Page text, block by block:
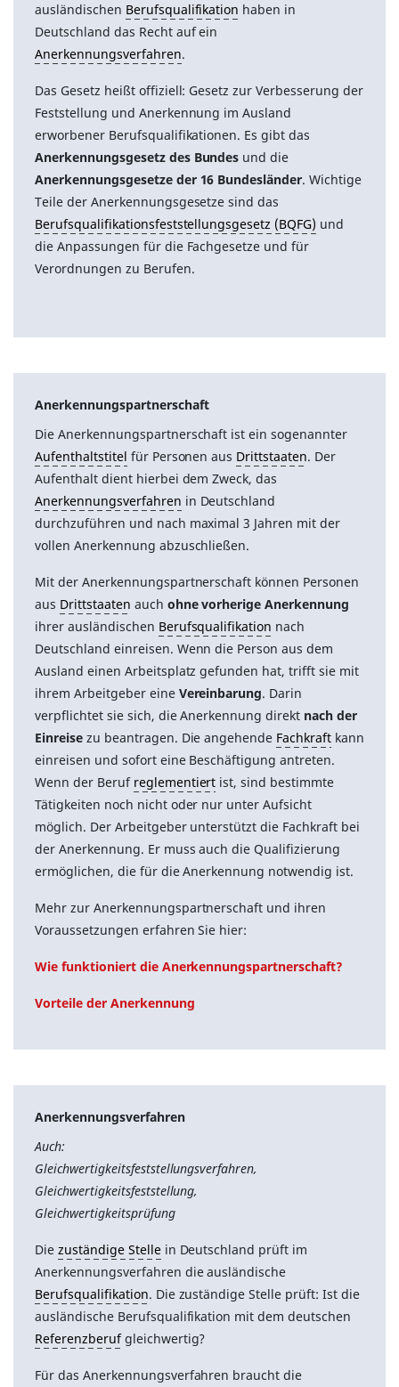
ausländischen Berufsqualifikation haben in
Deutschland das Recht auf ein
Anerkennungsverfahren.
Das Gesetz heißt offiziell: Gesetz zur Verbesserung der
Feststellung und Anerkennung im Ausland
erworbener Berufsqualifikationen. Es gibt das
Anerkennungsgesetz des Bundes und die
Anerkennungsgesetze der 16 Bundesländer. Wichtige
Teile der Anerkennungsgesetze sind das
Berufsqualifikationsfeststellungsgesetz (BQFG) und
die Anpassungen für die Fachgesetze und für
Verordnungen zu Berufen.
Anerkennungspartnerschaft
Die Anerkennungspartnerschaft ist ein sogenannter
Aufenthaltstitel für Personen aus Drittstaaten. Der
Aufenthalt dient hierbei dem Zweck, das
Anerkennungsverfahren in Deutschland
durchzuführen und nach maximal 3 Jahren mit der
vollen Anerkennung abzuschließen.
Mit der Anerkennungspartnerschaft können Personen
aus Drittstaaten auch ohne vorherige Anerkennung
ihrer ausländischen Berufsqualifikation nach
Deutschland einreisen. Wenn die Person aus dem
Ausland einen Arbeitsplatz gefunden hat, trifft sie mit
ihrem Arbeitgeber eine Vereinbarung. Darin
verpflichtet sie sich, die Anerkennung direkt nach der
Einreisezu beantragen. Die angehende Fachkraft kann
einreisen und sofort eine Beschäftigung antreten.
Wenn der Beruf reglementiert ist, sind bestimmte
Tätigkeiten noch nicht oder nur unter Aufsicht
möglich. Der Arbeitgeber unterstützt die Fachkraft bei
der Anerkennung. Er muss auch die Qualifizierung
ermöglichen, die für die Anerkennung notwendig ist.
Mehr zur Anerkennungspartnerschaft und ihren
Voraussetzungen erfahren Sie hier:
Wie funktioniert die Anerkennungspartnerschaft?
Vorteile der Anerkennung
Anerkennungsverfahren
Auch:
Gleichwertigkeitsfeststellungsverfahren,
Gleichwertigkeitsfeststellung,
Gleichwertigkeitsprüfung
Die zuständige Stellein Deutschland prüft im
Anerkennungsverfahren die ausländische
Berufsqualifikation. Die zuständige Stelle prüft: Ist die
ausländische Berufsqualifikation mit dem deutschen
Referenzberufgleichwertig?
Für das Anerkennungsverfahren braucht die